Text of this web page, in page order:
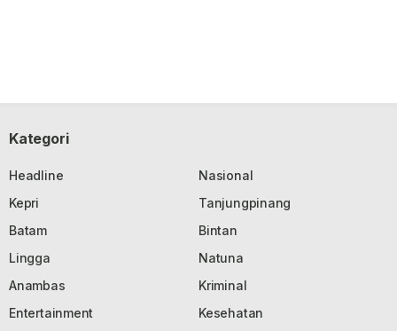
Kategori
Headline
Nasional
Kepri
Tanjungpinang
Batam
Bintan
Lingga
Natuna
Anambas
Kriminal
Entertainment
Kesehatan